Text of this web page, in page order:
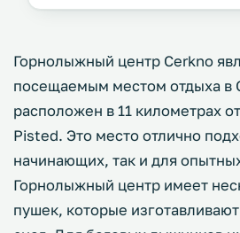
Горнолыжный центр Cerkno
посещаемым местом отдыха в
расположен в 11 километрах
Рisted. Это место отлично
начинающих, так и для
Горнолыжный центр имеет
пушек, которые